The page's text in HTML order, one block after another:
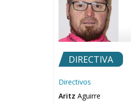
DIRECTIVA
Directivos
Aritz Aguirre